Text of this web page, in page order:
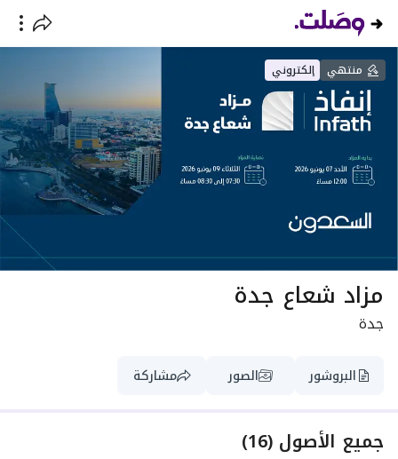
منتهي إلكتروني
مزاد شعاع جدة
جدة
البروشور الصور مشاركة
جميع الأصول (
16
)